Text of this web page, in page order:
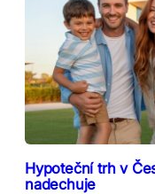
Hypoteční trh v
nadechuje